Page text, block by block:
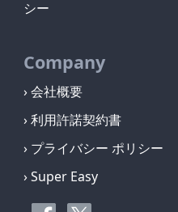
シー
Company
› 会社概要
› 利用許諾契約書
› プライバシー ポリシー
› Super Easy